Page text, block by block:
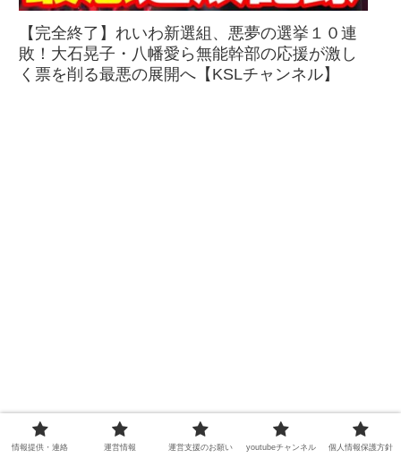
【完全終了】れいわ新選組、悪夢の選挙１０連
敗！大石晃子・八幡愛ら無能幹部の応援が激し
く票を削る最悪の展開へ【KSLチャンネル】
情報提供・連絡 運営情報 運営支援のお願い youtubeチャンネル 個人情報保護方針